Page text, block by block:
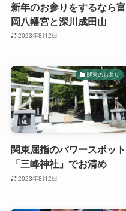
新年のお参りをするなら富
岡八幡宮と深川成田山
2023年8月2日
関東のお参り
関東屈指のパワースポット
「三峰神社」でお清め
2023年8月2日